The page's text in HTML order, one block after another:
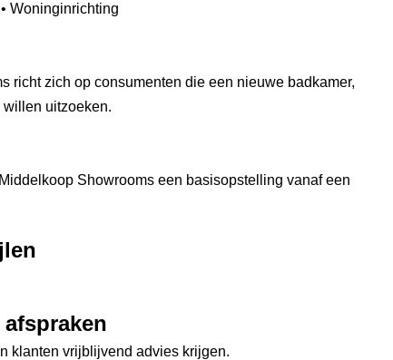
Woninginrichting
richt zich op consumenten die een nieuwe badkamer,
willen uitzoeken.
Showrooms een basisopstelling vanaf een
klanten vrijblijvend advies krijgen.